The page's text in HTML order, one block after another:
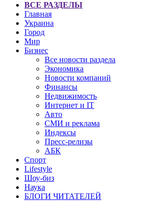
ВСЕ РАЗДЕЛЫ
Главная
Украина
Город
Мир
Бизнес
Все новости раздела
Экономика
Новости компаний
Финансы
Недвижимость
Интернет и IT
Авто
СМИ и реклама
Индексы
Пресс-релизы
АБК
Спорт
Lifestyle
Шоу-биз
Наука
БЛОГИ ЧИТАТЕЛЕЙ